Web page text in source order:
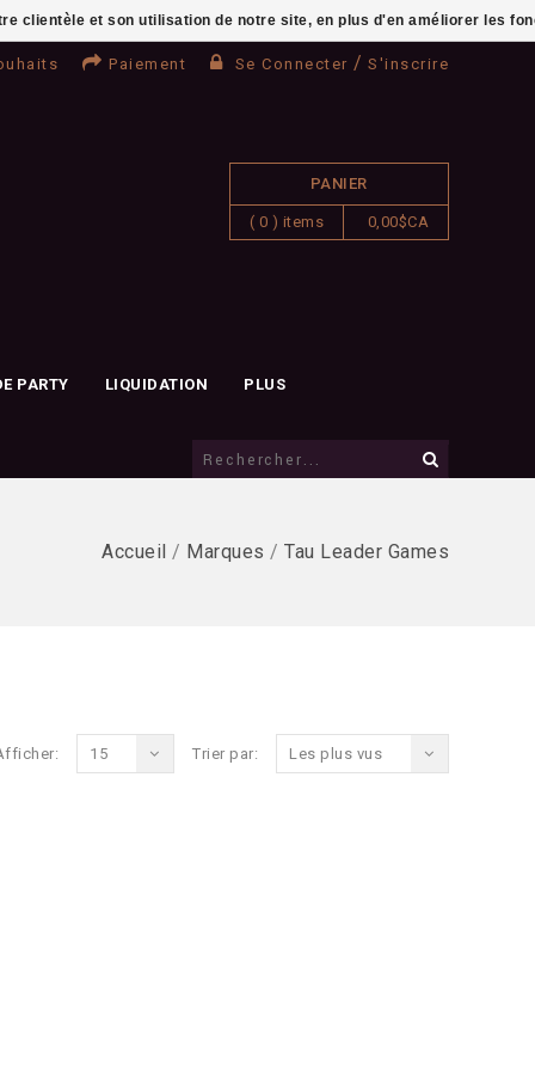
Paiement Se Connecter / S'inscrire
PANIER
( 0 ) items 0,00$CA
PARTY LIQUIDATION PLUS
Accueil / Marques / Tau Leader Games
Trier par: Les plus vus
15
clientèle et son utilisation de notre site, en plus d'en améliorer les